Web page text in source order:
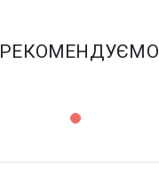
РЕКОМЕНДУЄМО